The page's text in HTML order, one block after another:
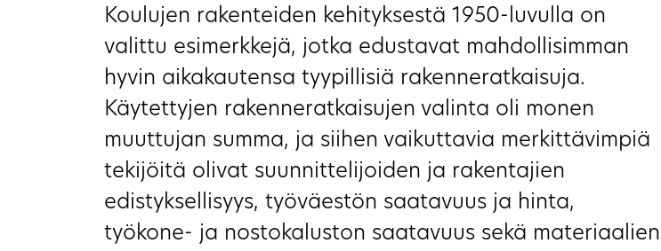
Koulujen rakenteiden kehityksestä 1950-luvulla on
valittu esimerkkejä, jotka edustavat mahdollisimman
hyvin aikakautensa tyypillisiä rakenneratkaisuja.
Käytettyjen rakenneratkaisujen valinta oli monen
muuttujan summa, ja siihen vaikuttavia merkittävimpiä
tekijöitä olivat suunnittelijoiden ja rakentajien
edistyksellisyys, työväestön saatavuus ja hinta,
työkone- ja nostokaluston saatavuus sekä materiaalien